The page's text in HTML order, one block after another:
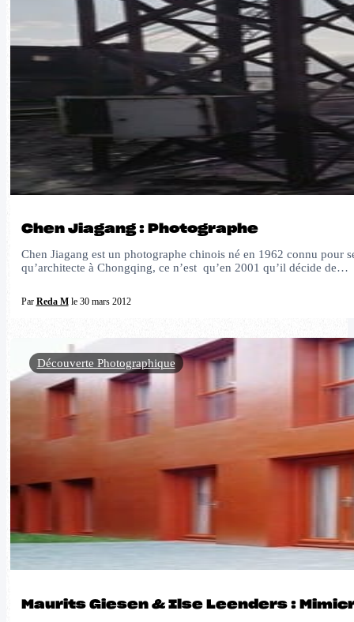
Chen Jiagang : Photographe
Chen Jiagang est un photographe chinois né en 1962 connu
qu’architecte à Chongqing, ce n’est qu’en 2001 qu’il décide de…
Par Reda Mle 30 mars 2012
Maurits Giesen & Ilse Leenders :
Découverte Photographique